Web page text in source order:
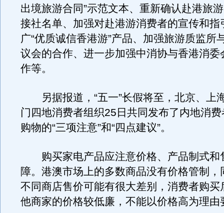
出境旅游合同”示范文本、重新确认赴港旅
接社名单、加强对赴港游消费者的宣传和指
广“优质诚信香港游”产品、加强旅游质监所
议会的合作、进一步加强中消协与香港消委
作等。
另据报道，“五一”长假将至，北京、上
门四地消费者组织25日共同发布了内地消
购物的“三项注意”和“四点建议”。
购买家电产品应注意价格、产品制式和
障。港澳市场上的多数商品没有价格管制，
不同商店售价可能有很大差别，消费者购买
他商家的价格较低廉，不能以价格高为理由